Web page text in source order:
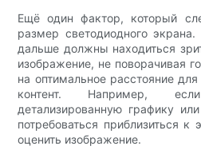
Ещё один фактор, который
размер светодиодного
дальше должны находиться
изображение, не поворачивая
на оптимальное расстояние
контент. Например,
детализированную графику
потребоваться приблизиться к
оценить изображение.